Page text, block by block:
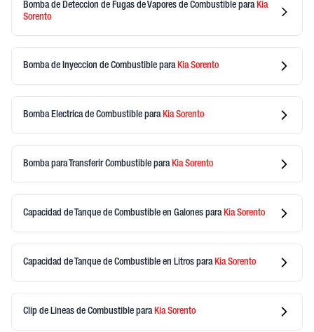
Bomba de Deteccion de Fugas de Vapores de Combustible paraKia
Sorento
Bomba de Inyeccion de Combustible para KiaSorento
Bomba Electrica de Combustible para KiaSorento
Bomba para Transferir Combustible para KiaSorento
Capacidad de Tanque de Combustible en Galones para KiaSorento
Capacidad de Tanque de Combustible en Litros para KiaSorento
Clip de Lineas de Combustible para KiaSorento